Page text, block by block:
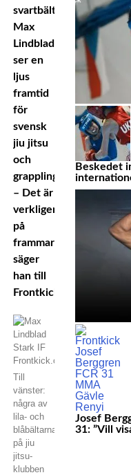
svartbältaren
Max
Lindblad
ser en
ljus
framtid
för
svensk
jiu jitsu
och
grappling.
– Det är
verkligen
på
frammarsch,
säger
han till
Frontkick.online.
Till
vänster:
några av
lila- och
blåbältarna
på jiu
jitsu-
klubben
Beskedet
Josef
31: ”Vill